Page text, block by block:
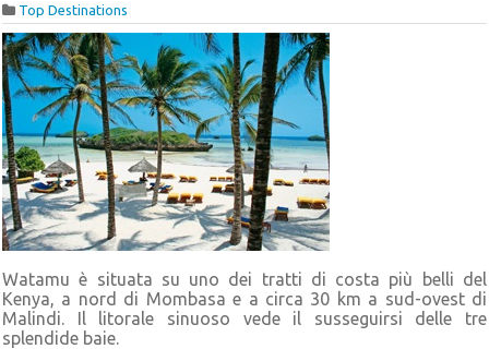
Top Destinations
Watamu è situata su uno dei tratti di costa più belli del
Kenya, a nord di Mombasa e a circa 30 km a sud-ovest di
Malindi. Il litorale sinuoso vede il susseguirsi delle tre
splendide baie.